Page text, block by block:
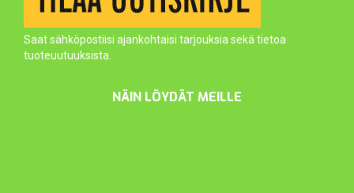
Saat sähköpostiisi ajankohtaisi tarjouksia sekä tietoa
tuoteuutuuksista.
NÄIN LÖYDÄT MEILLE